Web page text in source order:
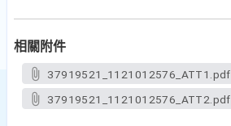
相關附件
37919521_1121012576_ATT1.pdf
37919521_1121012576_ATT2.pdf